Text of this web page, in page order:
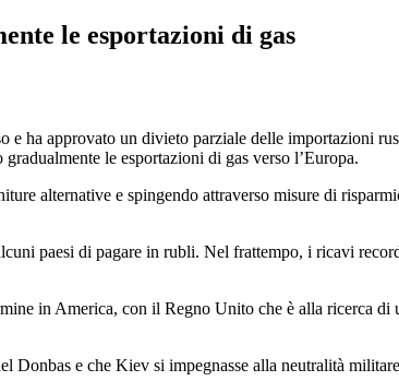
le esportazioni di gas
ha approvato un divieto parziale delle importazioni
le esportazioni di gas verso l’Europa.
alternative e spingendo attraverso misure di
paesi di pagare in rubli. Nel frattempo, i ricavi
in America, con il Regno Unito che è alla ricerca
Donbas e che Kiev si impegnasse alla neutralità